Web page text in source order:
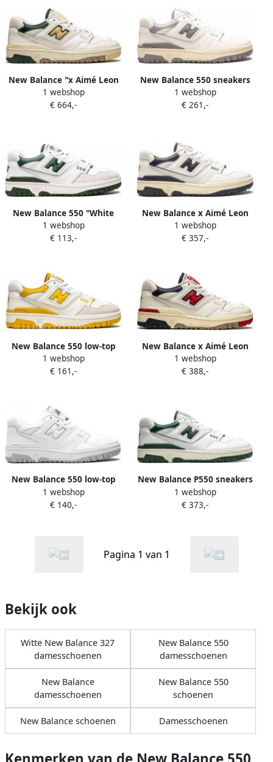
New Balance "x Aimé Leon
Dore 550 Natural Green
sneakers" Wit
1 webshop
€ 664,-
New Balance 550 sneakers
Wit
1 webshop
€ 261,-
New Balance 550 "White
Team Forest Green"
sneakers Wit
1 webshop
€ 113,-
New Balance x Aimé Leon
Dore 550 sneakers rubber
leer Stof 10.5 Wit
1 webshop
€ 357,-
New Balance 550 low-top
sneakers Wit
1 webshop
€ 161,-
New Balance x Aimé Leon
Dore 550 sneakers rubber
leer Stof 10.5 Wit
1 webshop
€ 388,-
New Balance 550 low-top
sneakers Wit
1 webshop
€ 140,-
New Balance P550 sneakers
Wit
1 webshop
€ 373,-
Pagina 1 van 1
Bekijk ook
Witte New Balance 327
damesschoenen
New Balance 550
damesschoenen
New Balance
damesschoenen
New Balance 550
schoenen
New Balance schoenen Damesschoenen